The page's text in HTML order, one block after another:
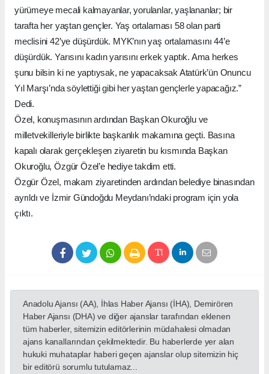
yürümeye mecali kalmayanlar, yorulanlar, yaşlananlar; bir
tarafta her yaştan gençler. Yaş ortalaması 58 olan parti
meclisini 42’ye düşürdük. MYK’nın yaş ortalamasını 44’e
düşürdük. Yarısını kadın yarısını erkek yaptık. Ama herkes
şunu bilsin ki ne yaptıysak, ne yapacaksak Atatürk’ün Onuncu
Yıl Marşı’nda söylettiği gibi her yaştan gençlerle yapacağız.”
Dedi.
Özel, konuşmasının ardından Başkan Okuroğlu ve
milletvekilleriyle birlikte başkanlık makamına geçti. Basına
kapalı olarak gerçekleşen ziyaretin bu kısmında Başkan
Okuroğlu, Özgür Özel’e hediye takdim etti.
Özgür Özel, makam ziyaretinden ardından belediye binasından
ayrıldı ve İzmir Gündoğdu Meydanı’ndaki program için yola
çıktı.
Anadolu Ajansı (AA), İhlas Haber Ajansı (İHA), Demirören
Haber Ajansı (DHA) ve diğer ajanslar tarafından eklenen
tüm haberler, sitemizin editörlerinin müdahalesi olmadan
ajans kanallarından çekilmektedir. Bu haberlerde yer alan
hukuki muhataplar haberi geçen ajanslar olup sitemizin hiç
bir editörü sorumlu tutulamaz...